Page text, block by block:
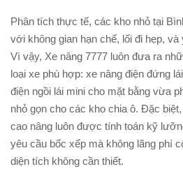
Phân tích thực tế, các kho nhỏ tại
với không gian hạn chế, lối đi hẹp,
Vì vậy, Xe nâng 7777 luôn đưa ra
loại xe phù hợp: xe nâng điện đứng
điện ngồi lái mini cho mặt bằng vừa
nhỏ gọn cho các kho chia ô. Đặc
cao nâng luôn được tính toán kỹ
yêu cầu bốc xếp mà không lãng phí
diện tích không cần thiết.